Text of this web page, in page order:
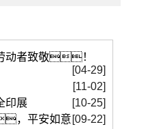
动者致敬！
[04-29]
[11-02]
印展
[10-25]
，平安如意 [09-22]